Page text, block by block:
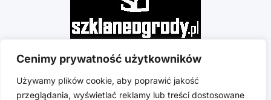
Cenimy prywatność użytkowników
Używamy plików cookie, aby poprawić jakość
przeglądania, wyświetlać reklamy lub treści dostosowane